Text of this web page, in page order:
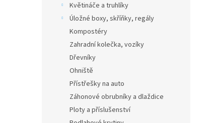
Květináče a truhlíky
Úložné boxy, skříňky, regály
Kompostéry
Zahradní kolečka, vozíky
Dřevníky
Ohniště
Přístřešky na auto
Záhonové obrubníky a dlaždice
Ploty a příslušenství